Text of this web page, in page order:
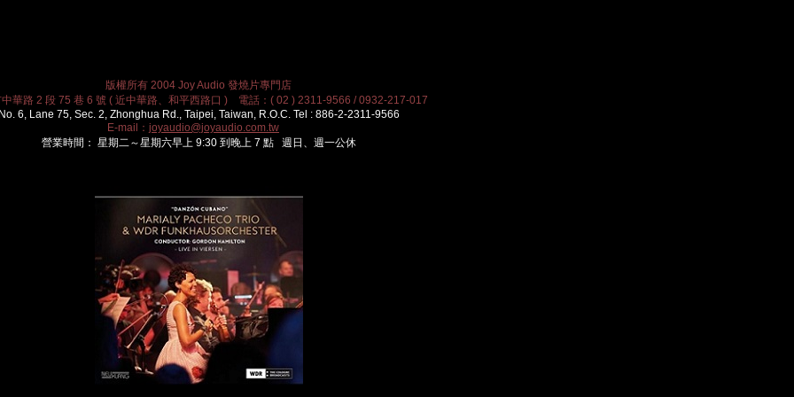
版權所有 2004 Joy Audio 發燒片專門店
中華路 2 段 75 巷 6 號 ( 近中華路、和平西路口 ) 電話：( 02 ) 2311-9566 / 0932-217-017
No. 6, Lane 75, Sec. 2, Zhonghua Rd., Taipei, Taiwan, R.O.C. Tel : 886-2-2311-9566
E-mail： joyaudio@joyaudio.com.tw
營業時間： 星期二～星期六早上 9:30 到晚上 7 點 週日、週一公休